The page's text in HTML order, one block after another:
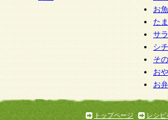
お
た
サ
シ
そ
お
お
トップページ
レシピ